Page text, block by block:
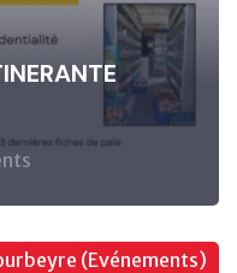
(Evénements)